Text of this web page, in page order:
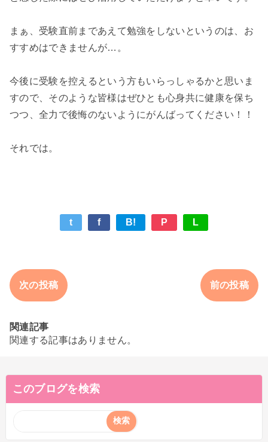
まぁ、受験直前まであえて勉強をしないというのは、お
すすめはできませんが…。
今後に受験を控えるという方もいらっしゃるかと思いま
すので、そのような皆様はぜひとも心身共に健康を保ち
つつ、全力で後悔のないようにがんばってください！！
それでは。
t f B! P L
次の投稿 前の投稿
関連記事
関連する記事はありません。
このブログを検索